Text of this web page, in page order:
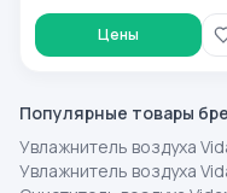
Цены
Популярные товары
Увлажнитель воздуха
Увлажнитель воздуха